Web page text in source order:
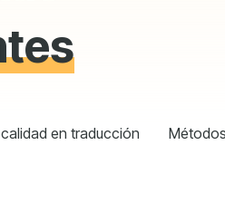
en traducción